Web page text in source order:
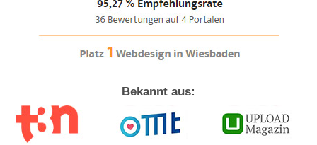
Bekannt aus: